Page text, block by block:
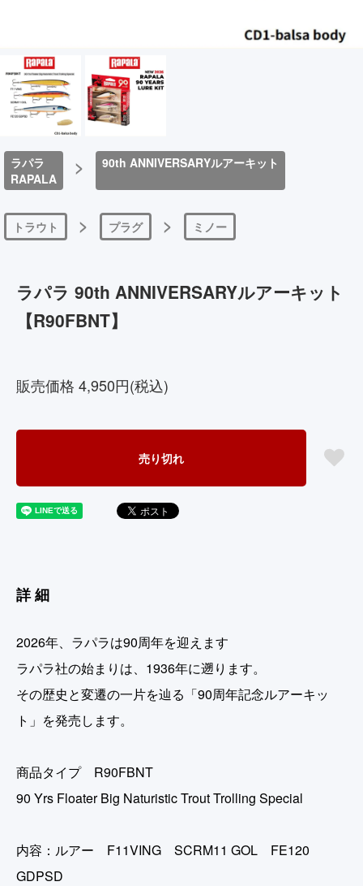
ラパラ
RAPALA
> 90th ANNIVERSARYルアーキット
トラウト > プラグ > ミノー
ラパラ 90th ANNIVERSARYルアーキット
【R90FBNT】
販売価格 4,950円(税込)
売り切れ
詳細
2026年、ラパラは90周年を迎えます
ラパラ社の始まりは、1936年に遡ります。
その歴史と変遷の一片を辿る「90周年記念ルアーキッ
ト」を発売します。
商品タイプ R90FBNT
90 Yrs Floater Big Naturistic Trout Trolling Special
内容：ルアー F11VING SCRM11 GOL FE120
GDPSD